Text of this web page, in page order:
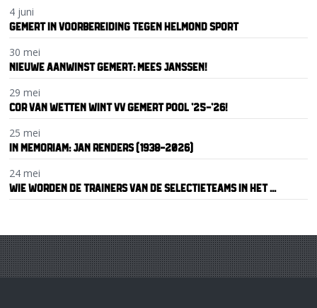
4 juni
GEMERT IN VOORBEREIDING TEGEN HELMOND SPORT
30 mei
NIEUWE AANWINST GEMERT: MEES JANSSEN!
29 mei
COR VAN WETTEN WINT VV GEMERT POOL ’25-’26!
25 mei
IN MEMORIAM: JAN RENDERS (1938-2026)
24 mei
WIE WORDEN DE TRAINERS VAN DE SELECTIETEAMS IN HET ...